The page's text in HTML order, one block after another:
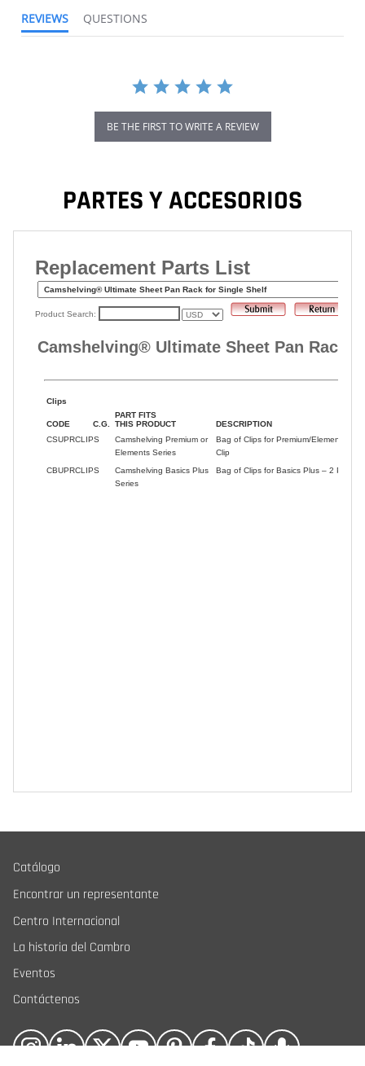
REVIEWS QUESTIONS
BE THE FIRST TO WRITE A REVIEW
PARTES Y ACCESORIOS
Catálogo
Encontrar un representante
Centro Internacional
La historia del Cambro
Eventos
Contáctenos